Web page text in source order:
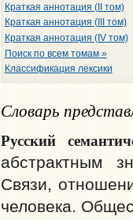
Краткая аннотация (II том)
Краткая аннотация (III том)
Краткая аннотация (IV том)
Поиск по всем томам »
Классификация лексики
Словарь
Русский
абстрактным
Связи,
человека.